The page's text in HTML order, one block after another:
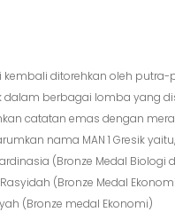
kembali ditorehkan oleh putra-
dalam berbagai lomba yang
catatan emas dengan
nama MAN 1 Gresik yaitu,
(Bronze Medal Biologi
(Bronze Medal
(Bronze medal Ekonomi)